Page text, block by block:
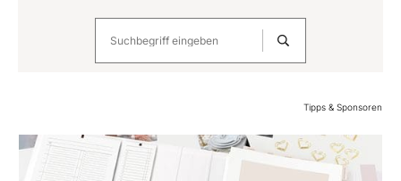
Tipps & Sponsoren